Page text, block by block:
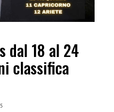
dal 18 al 24
classifica